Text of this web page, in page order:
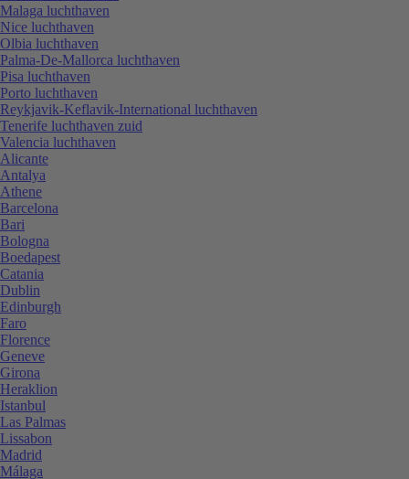
Malaga luchthaven
Nice luchthaven
Olbia luchthaven
Palma-De-Mallorca luchthaven
Pisa luchthaven
Porto luchthaven
Reykjavik-Keflavik-International luchthaven
Tenerife luchthaven zuid
Valencia luchthaven
Alicante
Antalya
Athene
Barcelona
Bari
Bologna
Boedapest
Catania
Dublin
Edinburgh
Faro
Florence
Geneve
Girona
Heraklion
Istanbul
Las Palmas
Lissabon
Madrid
Málaga